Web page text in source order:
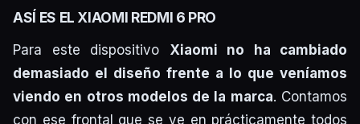
ASÍ ES EL XIAOMI REDMI 6 PRO
Para este dispositivo Xiaomi no ha cambiado
demasiado el diseño frente a lo que veníamos
viendo en otros modelos de la marca. Contamos
con ese frontal que se ve en prácticamente todos